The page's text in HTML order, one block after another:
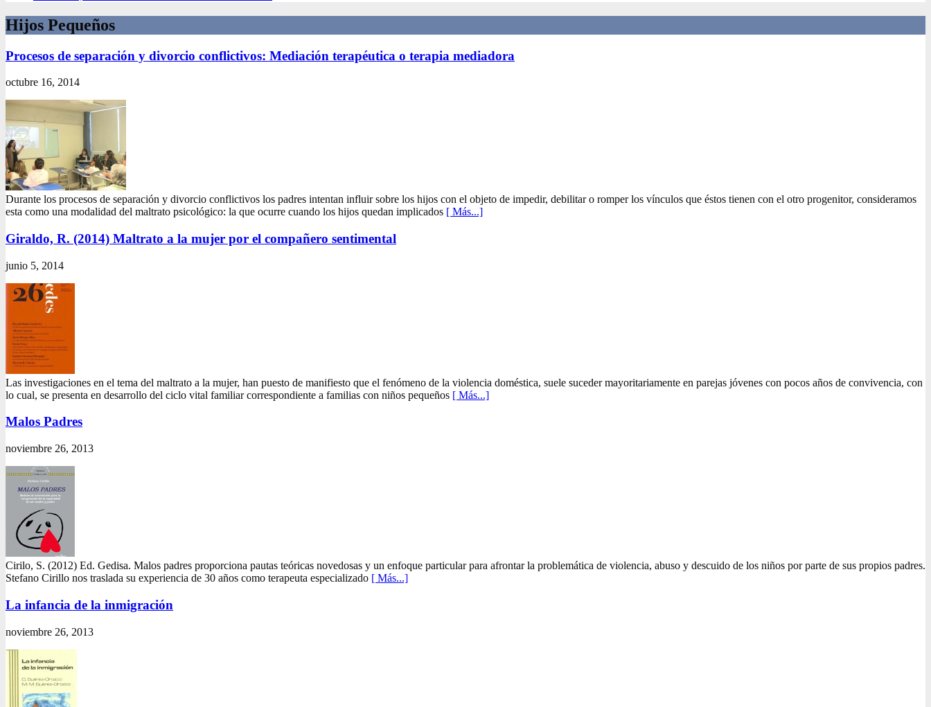
Hijos Pequeños
Procesos de separación y divorcio conflictivos: Mediación terapéutica o terapia mediadora
octubre 16, 2014
Durante los procesos de separación y divorcio conflictivos los padres intentan influir sobre los hijos con el objeto de impedir, debilitar o romper los vínculos que éstos tienen con el otro progenitor, consideramos
esta como una modalidad del maltrato psicológico: la que ocurre cuando los hijos quedan implicados [ Más...]
Giraldo, R. (2014) Maltrato a la mujer por el compañero sentimental
junio 5, 2014
Las investigaciones en el tema del maltrato a la mujer, han puesto de manifiesto que el fenómeno de la violencia doméstica, suele suceder mayoritariamente en parejas jóvenes con pocos años de convivencia, con
lo cual, se presenta en desarrollo del ciclo vital familiar correspondiente a familias con niños pequeños [ Más...]
Malos Padres
noviembre 26, 2013
Cirilo, S. (2012) Ed. Gedisa. Malos padres proporciona pautas teóricas novedosas y un enfoque particular para afrontar la problemática de violencia, abuso y descuido de los niños por parte de sus propios padres.
Stefano Cirillo nos traslada su experiencia de 30 años como terapeuta especializado [ Más...]
La infancia de la inmigración
noviembre 26, 2013